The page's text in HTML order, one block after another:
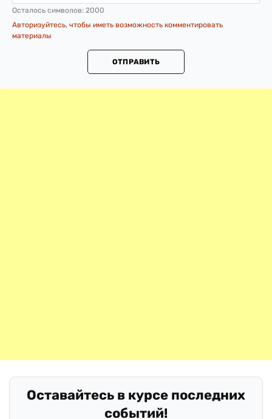
Осталось символов: 2000
Авторизуйтесь, чтобы иметь возможность комментировать
материалы
ОТПРАВИТЬ
Оставайтесь в курсе последних
событий!